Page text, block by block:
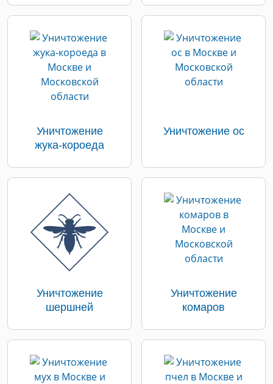
Уничтожение
жука-короеда
Уничтожение ос
Уничтожение
шершней
Уничтожение
комаров